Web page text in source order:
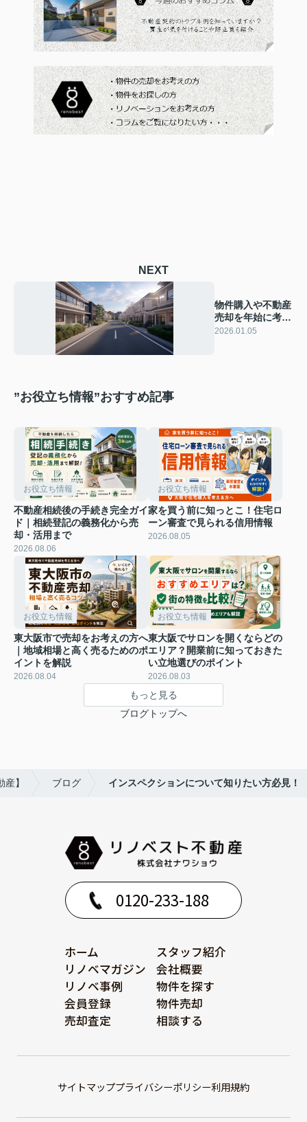
NEXT
物件購入や不動産
売却を年始に考え
る理由は？注意点
2026.01.05
”お役立ち情報”おすすめ記事
お役立ち情報
不動産相続後の手続き完全ガイ
ド｜相続登記の義務化から売
却・活用まで
2026.08.06
お役立ち情報
家を買う前に知っとこ！住宅ロ
ーン審査で見られる信用情報
2026.08.05
お役立ち情報
東大阪市で売却をお考えの方へ
｜地域相場と高く売るためのポ
イントを解説
2026.08.04
お役立ち情報
東大阪でサロンを開くならどの
エリア？開業前に知っておきた
い立地選びのポイント
2026.08.03
もっと見る
ブログトップへ
】 ブログ インスペクションについて知りたい方必見！
0120-233-188
ホーム
スタッフ紹介
リノベマガジン
会社概要
リノベ事例
物件を探す
会員登録
物件売却
売却査定
相談する
サイトマッププライバシーポリシー利用規約